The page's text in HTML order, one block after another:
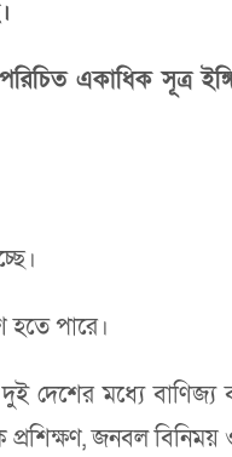
পরিচিত একাধিক সূত্র
পারে।
মধ্যে বাণিজ্য
জনবল বিনিময় ও